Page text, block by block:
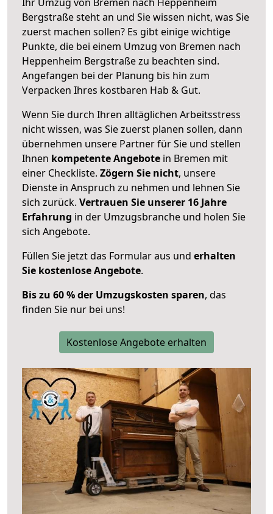
Bergstraße steht an und Sie wissen nicht, was Sie
zuerst machen sollen? Es gibt einige wichtige
Punkte, die bei einem Umzug von Bremen nach
Heppenheim Bergstraße zu beachten sind.
Angefangen bei der Planung bis hin zum
Verpacken Ihres kostbaren Hab & Gut.
Wenn Sie durch Ihren alltäglichen Arbeitsstress
nicht wissen, was Sie zuerst planen sollen, dann
übernehmen unsere Partner für Sie und stellen
Ihnen kompetente Angebote in Bremen mit
einer Checkliste. Zögern Sie nicht, unsere
Dienste in Anspruch zu nehmen und lehnen Sie
sich zurück. Vertrauen Sie unserer 16 Jahre
Erfahrung in der Umzugsbranche und holen Sie
sich Angebote.
Füllen Sie jetzt das Formular aus und erhalten
Sie kostenlose Angebote.
Bis zu 60 % der Umzugskosten sparen, das
finden Sie nur bei uns!
Kostenlose Angebote erhalten